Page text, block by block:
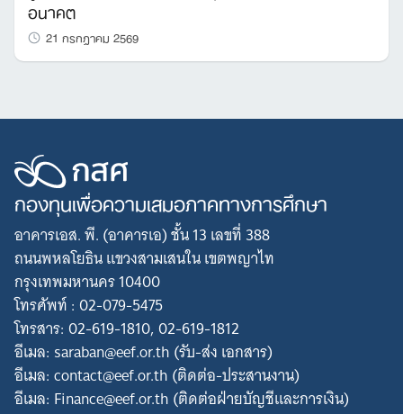
อนาคต
21 กรกฎาคม 2569
กองทุนเพื่อความเสมอภาคทางการศึกษา
อาคารเอส. พี. (อาคารเอ) ชั้น 13 เลขที่ 388
ถนนพหลโยธิน แขวงสามเสนใน เขตพญาไท
กรุงเทพมหานคร 10400
โทรศัพท์ : 02-079-5475
โทรสาร: 02-619-1810, 02-619-1812
อีเมล: saraban@eef.or.th (รับ-ส่ง เอกสาร)
อีเมล: contact@eef.or.th (ติดต่อ-ประสานงาน)
อีเมล: Finance@eef.or.th (ติดต่อฝ่ายบัญชีและการเงิน)